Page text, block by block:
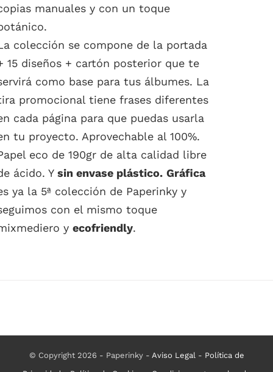
manuales y con un toque
colección se compone de la portada
15 diseños + cartón posterior que te
como base para tus álbumes. La
promocional tiene frases diferentes
cada página para que puedas usarla
tu proyecto. Aprovechable al 100%.
eco de 190gr de alta calidad libre
ácido. Y sin envase plástico. Gráfica
ya la 5ª colección de Paperinky y
con el mismo toque
y ecofriendly.
© Copyright 2026 - Paperinky - Aviso Legal- Política de